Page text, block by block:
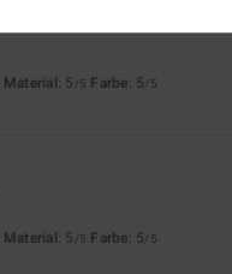
Material: 5 /5 Farbe: 5/5
Material: 5 /5 Farbe: 5/5